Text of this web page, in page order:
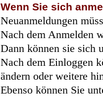
Wenn Sie sich
Neuanmeldungen
Nach dem Anmelden
Dann können sie sich
Nach dem Einloggen
ändern oder weitere
Ebenso können Sie